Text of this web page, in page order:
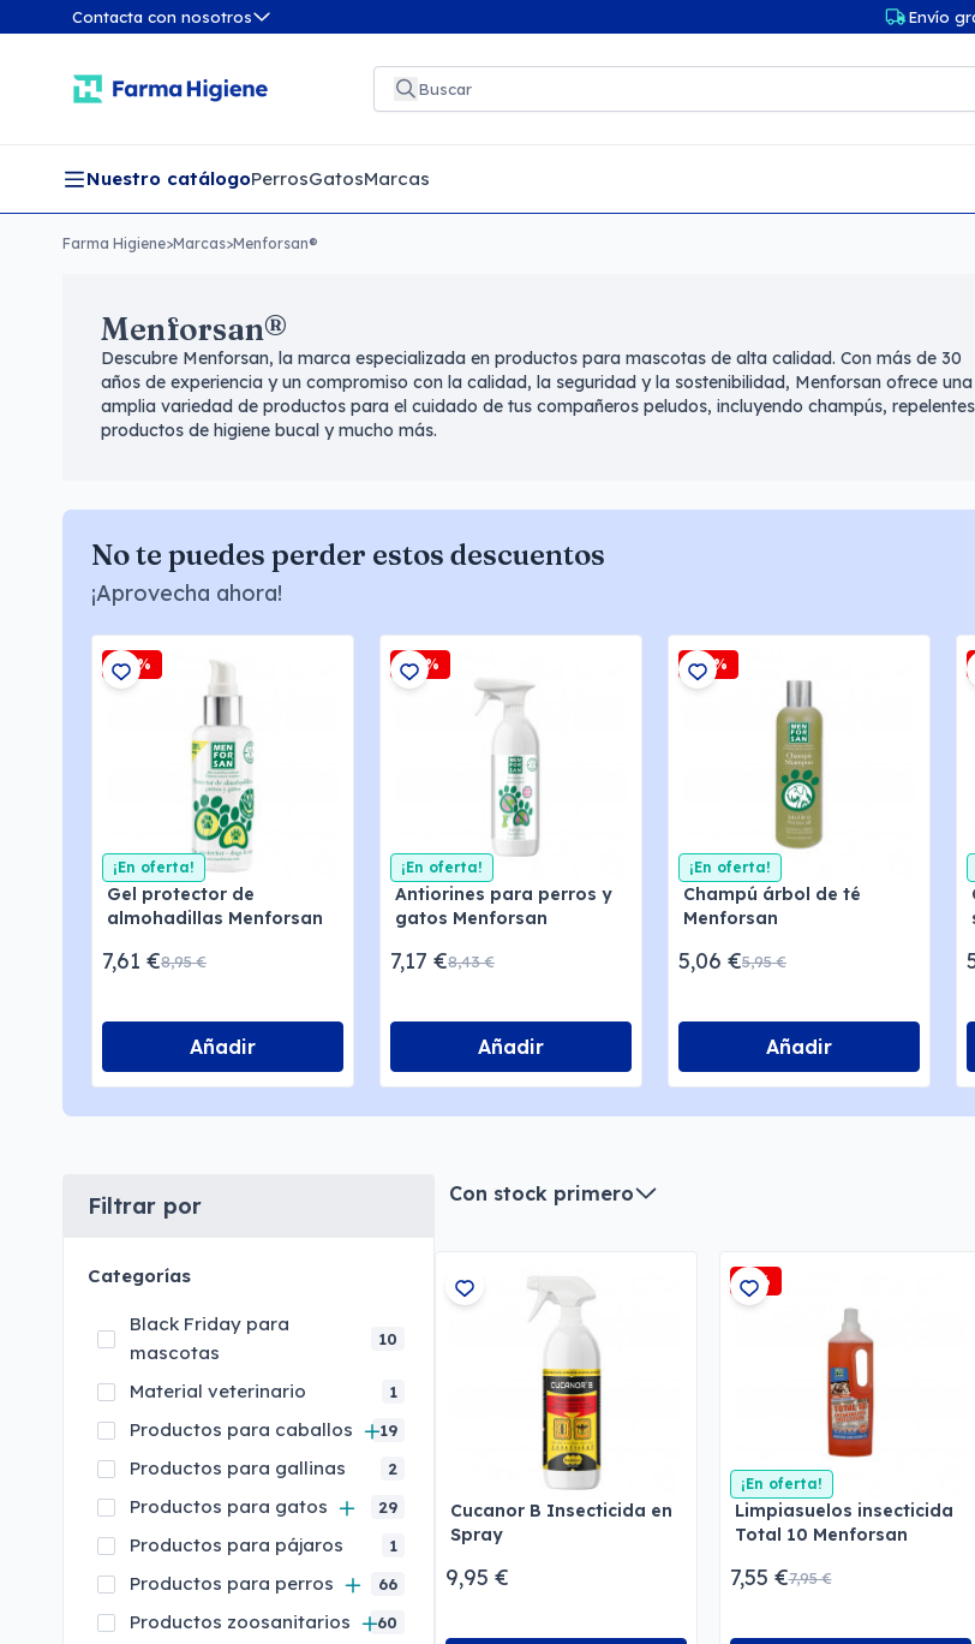
Contacta con nosotros Envío
Nuestro catálogoPerrosGatosMarcas
Farma Higiene>Marcas>Menforsan®
Menforsan®
Descubre Menforsan, la marca especializada en productos para mascotas de alta calidad. Con más de 30
años de experiencia y un compromiso con la calidad, la seguridad y la sostenibilidad, Menforsan ofrece una
amplia variedad de productos para el cuidado de tus compañeros peludos, incluyendo champús,
productos de higiene bucal y mucho más.
No te puedes perder estos descuentos
¡Aprovecha ahora!
-15%
¡En oferta!
Gel protector de
almohadillas Menforsan
7,61 €8,95 €
Añadir
-15%
¡En oferta!
Antiorines para perros y
gatos Menforsan
7,17 €8,43 €
Añadir
-15%
¡En oferta!
Champú árbol de té
Menforsan
5,06 €5,95 €
Añadir
Filtrar por
Categorías
Black Friday para
mascotas
10
Material veterinario 1
Productos para caballos 19
Productos para gallinas 2
Productos para gatos 29
Productos para pájaros 1
Productos para perros 66
Productos zoosanitarios 60
Con stock primero
Cucanor B Insecticida en
Spray
9,95 €
-5%
¡En oferta!
Limpiasuelos insecticida
Total 10 Menforsan
7,55 €7,95 €